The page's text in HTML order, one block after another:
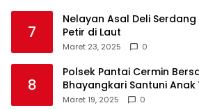
7
Nelayan Asal Deli
Petir di Laut
Maret 23, 2025 0
8
Polsek Pantai Cermin
Bhayangkari Santuni
Takjil
Maret 19, 2025 0